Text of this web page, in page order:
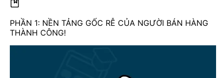
PHẦN 1: NỀN TẢNG GỐC RỄ CỦA NGƯỜI BÁN HÀNG
THÀNH CÔNG!